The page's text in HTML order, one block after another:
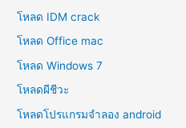
โหลด IDM crack
โหลด Office mac
โหลด Windows 7
โหลดผีชีวะ
โหลดโปรแกรมจําลอง android